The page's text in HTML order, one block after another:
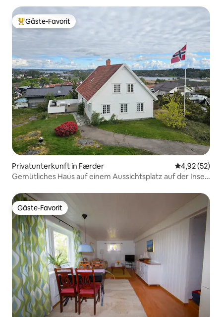
Beliebter Gäste-Favorit.
Gäste-Favorit
Privatunterkunft in Færder
4,92 (52)
Gemütliches Haus auf einem Aussichtsplatz auf der Insel
Gäste-Favorit
Gäste-Favorit